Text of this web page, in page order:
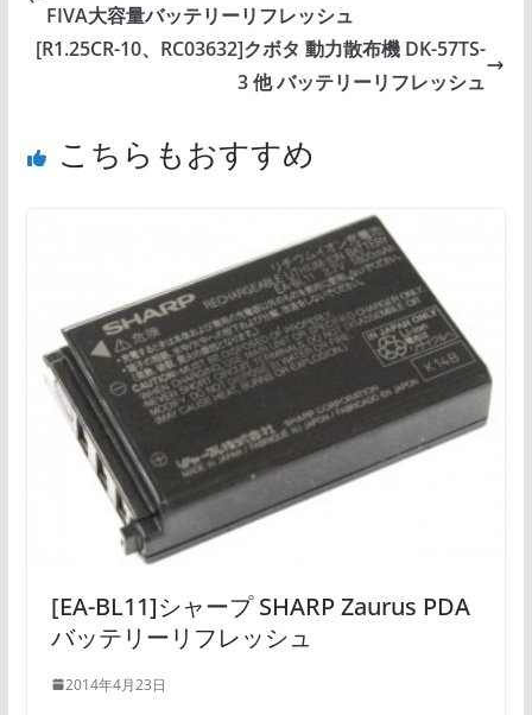
FIVA大容量バッテリーリフレッシュ
[R1.25CR-10、RC03632]クボタ 動力散布機 DK-57TS-
3 他 バッテリーリフレッシュ
こちらもおすすめ
[EA-BL11]シャープ SHARP Zaurus PDA
バッテリーリフレッシュ
2014年4月23日